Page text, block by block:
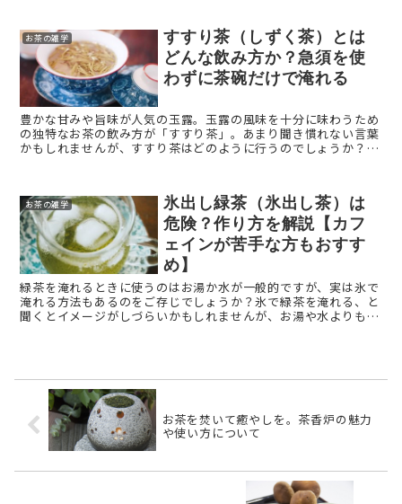
お茶の雑学
すすり茶（しずく茶）とは
どんな飲み方か？急須を使
わずに茶碗だけで淹れる
豊かな甘みや旨味が人気の玉露。玉露の風味を十分に味わうため
の独特なお茶の飲み方が「すすり茶」。あまり聞き慣れない言葉
かもしれませんが、すすり茶はどのように行うのでしょうか？
お茶の雑学
氷出し緑茶（氷出し茶）は
危険？作り方を解説【カフ
ェインが苦手な方もおすす
め】
緑茶を淹れるときに使うのはお湯か水が一般的ですが、実は氷で
淹れる方法もあるのをご存じでしょうか？氷で緑茶を淹れる、と
聞くとイメージがしづらいかもしれませんが、お湯や水よりもさ
お茶を焚いて癒やしを。茶香炉の魅力
や使い方について